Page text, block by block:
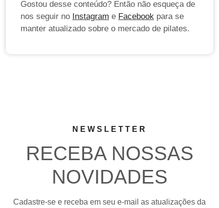
Gostou desse conteúdo? Então não esqueça de
nos seguir no Instagram e Facebook para se
manter atualizado sobre o mercado de pilates.
NEWSLETTER
RECEBA NOSSAS
NOVIDADES
Cadastre-se e receba em seu e-mail as atualizações da